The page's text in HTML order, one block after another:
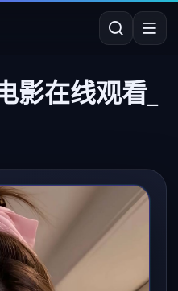
影在线观看_